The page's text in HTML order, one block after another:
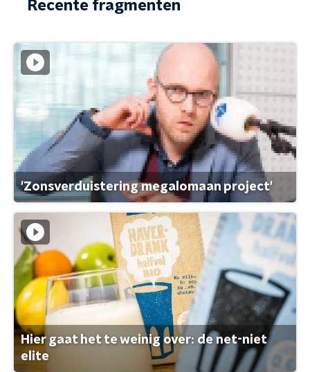
Recente fragmenten
'Zonsverduistering megalomaan project'
Hier gaat het te weinig over: de net-niet
elite